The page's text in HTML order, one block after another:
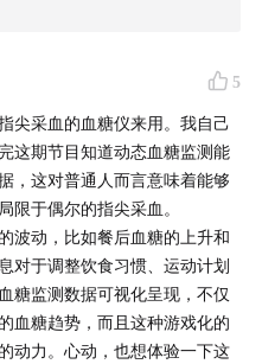
是完全不一样的。
、阿斯巴甜和三氯蔗糖。
血糖不太好。
。
“社交货币”？
5
尖采血的血糖仪来用。我自己
这期节目知道动态血糖监测能
，这对普通人而言意味着能够
限于偶尔的指尖采血。
波动，比如餐后血糖的上升和
对于调整饮食习惯、运动计划
糖监测数据可视化呈现，不仅
血糖趋势，而且这种游戏化的
动力。心动，也想体验一下这